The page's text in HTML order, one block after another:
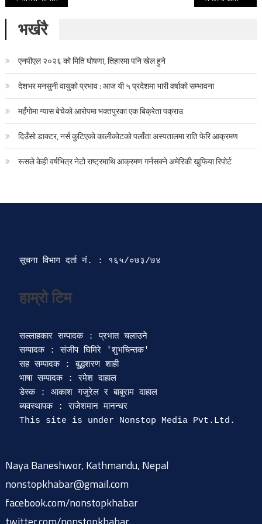
भर्खरै
एनपीएल २०२६ को मिति घोषणा, तिहारमा पनि खेल हुने
देशभर मनसुनी वायुको प्रभाव : आज यी ५ प्रदेशमा भारी वर्षाको सम्भावना
महँगोमा ग्यास बेचेको आरोपमा भक्तपुरका एक बिक्रेता पक्राउ
दिउँसो डाक्टर, नर्स कुटिएको कालीकोटको पलाँता अस्पतालमा राति फेरि आक्रमण
रूसले केही वर्षभित्र नेटो राष्ट्रमाथि आक्रमण गर्नसक्ने अमेरिकी खुफिया रिपोर्ट
सूचना विभाग दर्ता‍ नं. : १६५/०७३/७४
हाम्रो टिम
सल्लाहकार सम्पादक : प्रभात चलाउने
सम्पादक : संजीप घिमिरे 'शुभचिन्तक'
सह सम्पादक : बुद्धशरण शाही
भाषा सम्पादक : रमेश दाहाल
डेस्क : आकाश गजुरेल र बाबुराम दाहाल
ब्यवस्थापक : राजेशमान मानन्धर
Naya Baneshwor, Kathmandu, Nepal
nonstopkhabar@gmail.com
facebook.com/nonstopkhabar